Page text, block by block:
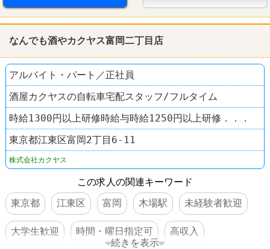
なんでも酒やカクヤス富岡二丁目店
アルバイト・パート／正社員
酒屋カクヤスの自転車宅配スタッフ/フルタイム
時給1300円以上研修時給与時給1250円以上研修．．．
東京都江東区富岡2丁目6-11
株式会社カクヤス
この求人の関連キーワード
東京都
江東区 富岡 木場駅 未経験者歓迎
大学生歓迎 時間・曜日指定可 高収入
続きを表示